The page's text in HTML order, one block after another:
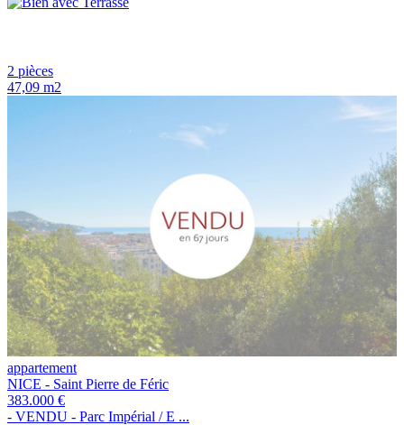
2 pièces
47,09 m2
appartement
NICE - Saint Pierre de Féric
383.000 €
- VENDU - Parc Impérial / E ...